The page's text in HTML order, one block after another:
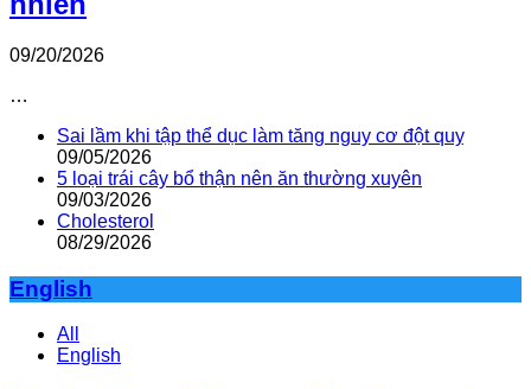
09/20/2026
…
Sai lầm khi tập thể dục làm tăng nguy cơ đột quỵ
09/05/2026
5 loại trái cây bổ thận nên ăn thường xuyên
09/03/2026
Cholesterol
08/29/2026
English
All
English